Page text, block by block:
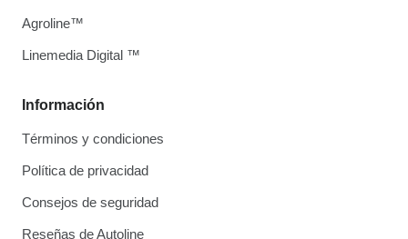
Información
Términos y condiciones
Política de privacidad
Consejos de seguridad
Reseñas de Autoline
Agroline™
Linemedia Digital ™